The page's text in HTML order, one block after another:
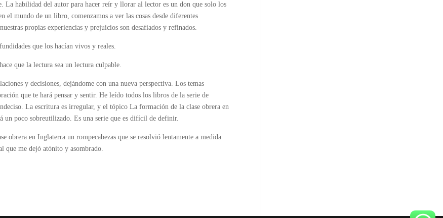
La habilidad del autor para hacer reír y llorar al lector es un don que solo los
el mundo de un libro, comenzamos a ver las cosas desde diferentes
propias experiencias y prejuicios son desafiados y refinados.
que los hacían vivos y reales.
que la lectura sea un lectura culpable.
y decisiones, dejándome con una nueva perspectiva. Los temas
que te hará pensar y sentir. He leído todos los libros de la serie de
La escritura es irregular, y el tópico La formación de la clase obrera en
un poco sobreutilizado. Es una serie que es difícil de definir.
en Inglaterra un rompecabezas que se resolvió lentamente a medida
que me dejó atónito y asombrado.